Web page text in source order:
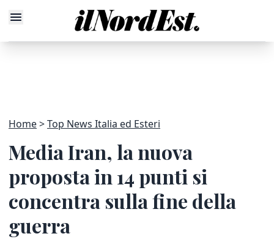
Home Top News Italia ed Esteri
Media Iran, la nuova
proposta in 14 punti si
concentra sulla fine della
guerra